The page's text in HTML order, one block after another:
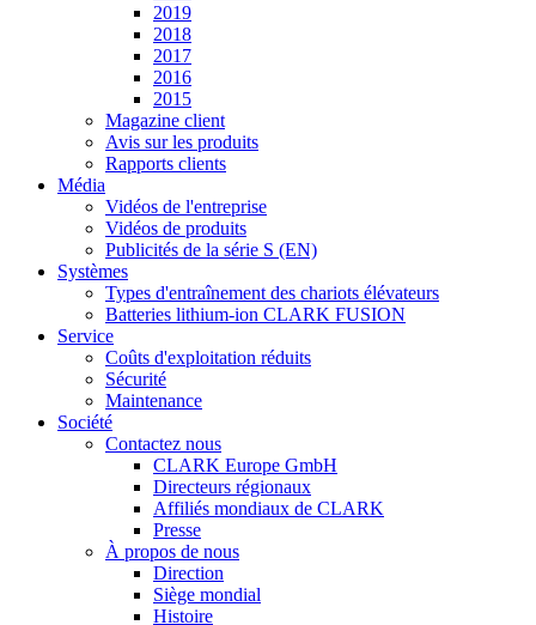
2019
2018
2017
2016
2015
Magazine client
Avis sur les produits
Rapports clients
Média
Vidéos de l'entreprise
Vidéos de produits
Publicités de la série S (EN)
Systèmes
Types d'entraînement des chariots élévateurs
Batteries lithium-ion CLARK FUSION
Service
Coûts d'exploitation réduits
Sécurité
Maintenance
Société
Contactez nous
CLARK Europe GmbH
Directeurs régionaux
Affiliés mondiaux de CLARK
Presse
À propos de nous
Direction
Siège mondial
Histoire